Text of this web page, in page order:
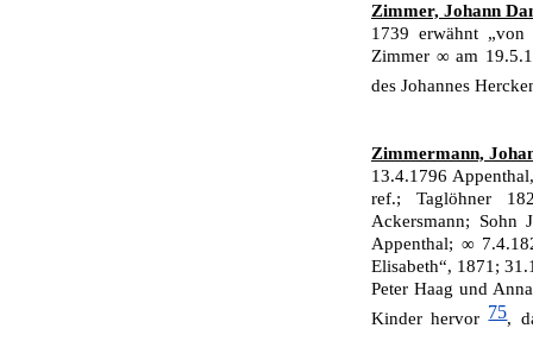
Zimmer, Johann
1739 erwähnt
Zimmer ∞ am
des Johannes
Zimmermann,
13.4.1796
ref.; Taglöhner
Ackersmann; Sohn
Appenthal; ∞
Elisabeth“, 1871;
Peter Haag und
Kinder hervor75,